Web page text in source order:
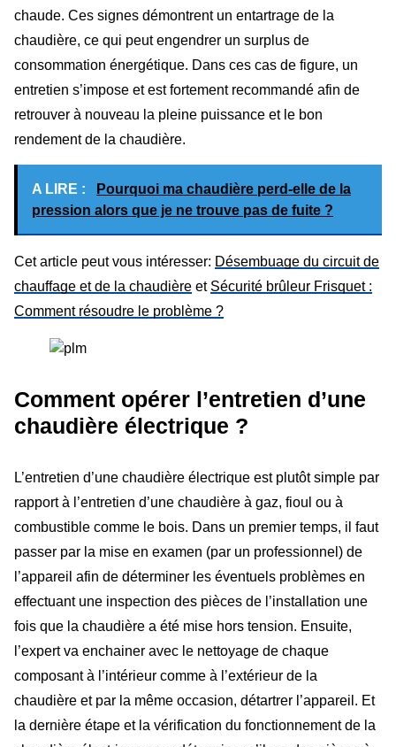
chaude. Ces signes démontrent un entartrage de la
chaudière, ce qui peut engendrer un surplus de
consommation énergétique. Dans ces cas de figure, un
entretien s’impose et est fortement recommandé afin de
retrouver à nouveau la pleine puissance et le bon
rendement de la chaudière.
A LIRE :
Pourquoi ma chaudière perd-elle de la
pression alors que je ne trouve pas de fuite ?
Cet article peut vous intéresser: Désembuage du circuit de
chauffage et de la chaudière et Sécurité brûleur Frisquet :
Comment résoudre le problème ?
Comment opérer l’entretien d’une
chaudière électrique ?
L’entretien d’une chaudière électrique est plutôt simple par
rapport à l’entretien d’une chaudière à gaz, fioul ou à
combustible comme le bois. Dans un premier temps, il faut
passer par la mise en examen (par un professionnel) de
l’appareil afin de déterminer les éventuels problèmes en
effectuant une inspection des pièces de l’installation une
fois que la chaudière a été mise hors tension. Ensuite,
l’expert va enchainer avec le nettoyage de chaque
composant à l’intérieur comme à l’extérieur de la
chaudière et par la même occasion, détartrer l’appareil. Et
la dernière étape et la vérification du fonctionnement de la